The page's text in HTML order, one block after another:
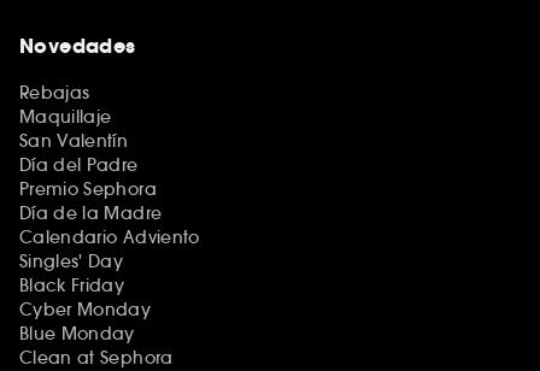
Novedades
Rebajas
Maquillaje
San Valentín
Día del Padre
Premio Sephora
Día de la Madre
Calendario Adviento
Singles' Day
Black Friday
Cyber Monday
Blue Monday
Clean at Sephora